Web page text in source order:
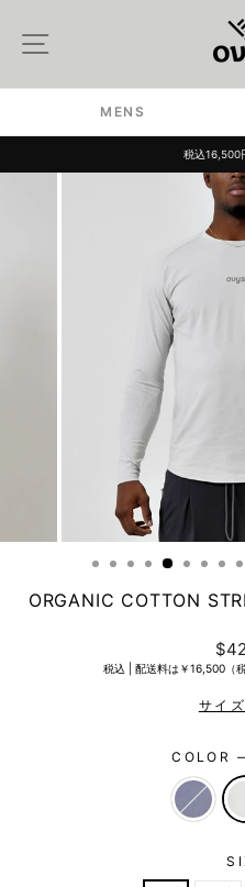
content
MENS
税込16,500
ORGANIC COTTON
price
税込 | 配送料は￥16,500（
COLOR